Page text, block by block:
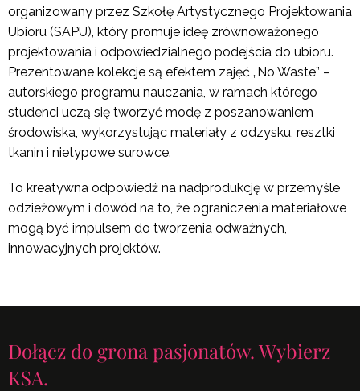
organizowany przez Szkołę Artystycznego Projektowania
Ubioru (SAPU), który promuje ideę zrównoważonego
projektowania i odpowiedzialnego podejścia do ubioru.
Prezentowane kolekcje są efektem zajęć „No Waste” –
autorskiego programu nauczania, w ramach którego
studenci uczą się tworzyć modę z poszanowaniem
środowiska, wykorzystując materiały z odzysku, resztki
tkanin i nietypowe surowce.
To kreatywna odpowiedź na nadprodukcję w przemyśle
odzieżowym i dowód na to, że ograniczenia materiałowe
mogą być impulsem do tworzenia odważnych,
innowacyjnych projektów.
Dołącz do grona pasjonatów. Wybierz
KSA.